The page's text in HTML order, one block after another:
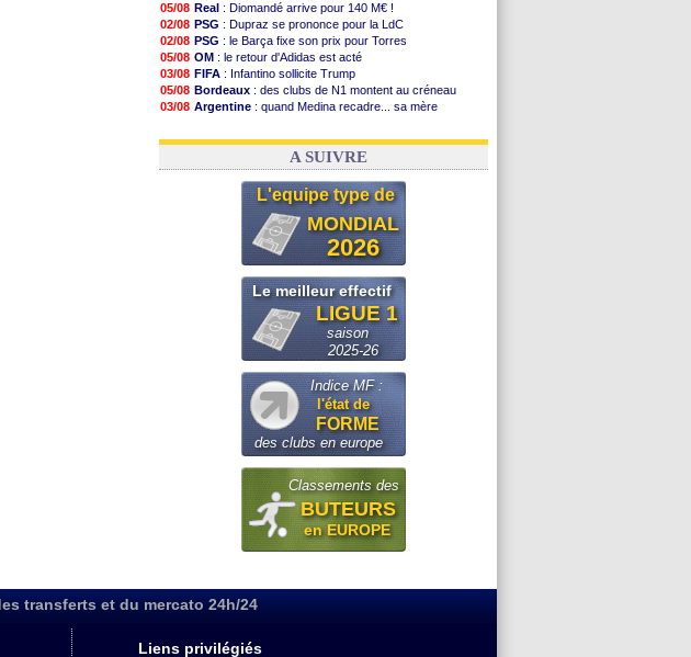
05/08 Real : Diomandé arrive pour 140 M€ !
02/08 PSG : Dupraz se prononce pour la LdC
02/08 PSG : le Barça fixe son prix pour Torres
05/08 OM : le retour d'Adidas est acté
03/08 FIFA : Infantino sollicite Trump
05/08 Bordeaux : des clubs de N1 montent au créneau
03/08 Argentine : quand Medina recadre... sa mère
03/08 OM: Paixão attire un 2e club anglais
A SUIVRE
L'equipe type de
MONDIAL
2026
Le meilleur effectif
LIGUE 1
saison
2025-26
Indice MF :
l'état de
FORME
des clubs en europe
Classements des
BUTEURS
en EUROPE
transferts et du mercato 24h/24
Liens privilégiés